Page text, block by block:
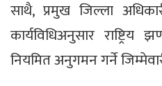
साथै, प्रमुख जिल्ला
कार्यविधिअनुसार
नियमित अनुगमन गर्ने